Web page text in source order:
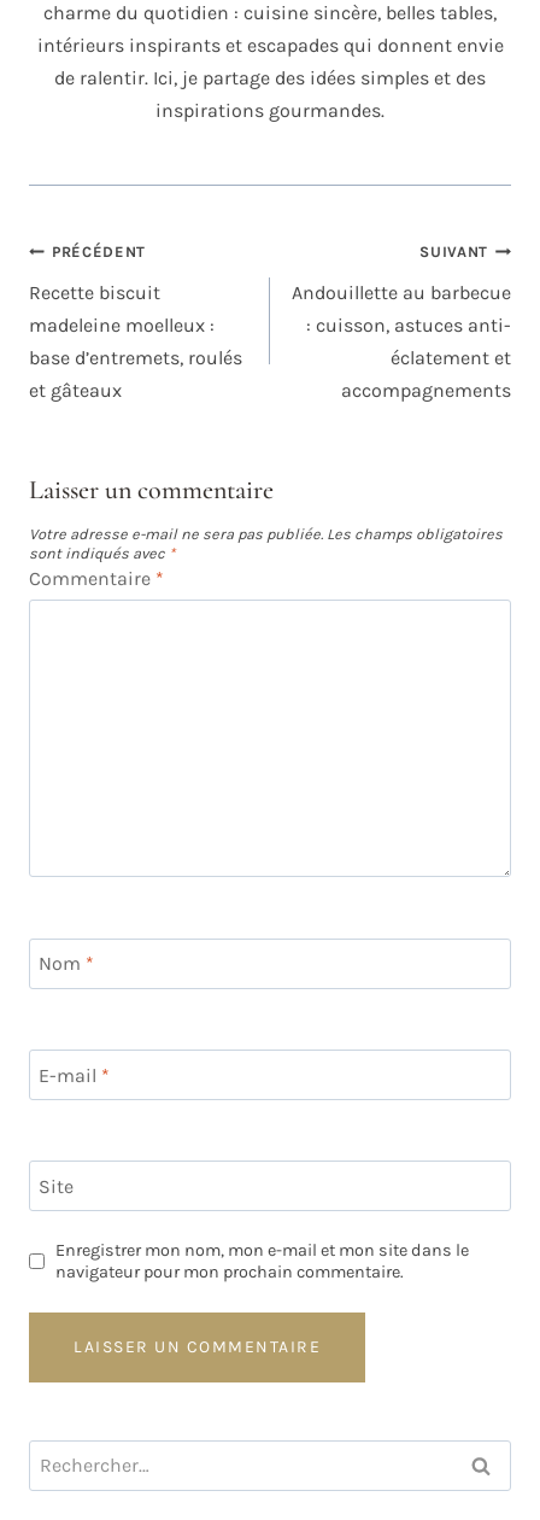
charme du quotidien : cuisine sincère, belles tables,
intérieurs inspirants et escapades qui donnent envie
de ralentir. Ici, je partage des idées simples et des
inspirations gourmandes.
NAVIGATION
DE
L’ARTICLE
PRÉCÉDENT
Recette biscuit
madeleine moelleux :
base d’entremets, roulés
et gâteaux
SUIVANT
Andouillette au barbecue
: cuisson, astuces anti-
éclatement et
accompagnements
Laisser un commentaire
Votre adresse e-mail ne sera pas publiée. Les champs obligatoires
sont indiqués avec *
Commentaire *
Nom *
E-mail *
Site
Enregistrer mon nom, mon e-mail et mon site dans le
navigateur pour mon prochain commentaire.
Rechercher :